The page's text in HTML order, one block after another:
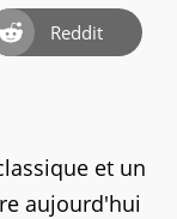
Reddit
et un
aujourd'hui